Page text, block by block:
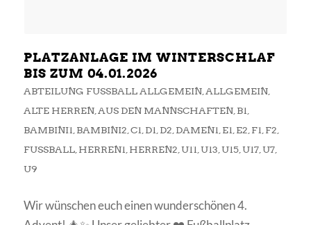
PLATZANLAGE IM WINTERSCHLAF
BIS ZUM 04.01.2026
ABTEILUNG FUSSBALL ALLGEMEIN , ALLGEMEIN,
ALTE HERREN, AUS DEN MANNSCHAFTEN, B1
BAMBINI1 BAMBINI2 C1 D1 D2 DAMEN1 E1 E2 F1 F2
FUSSBALL , HERREN1 HERREN2 U11 U13 U15, U17, U7,
U9
Wir wünschen euch einen wunderschönen 4.